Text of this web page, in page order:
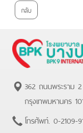
กลับ
362 ถนนพระราม
กรุงเทพมหานคร
โทรศัพท์. 0-2109-